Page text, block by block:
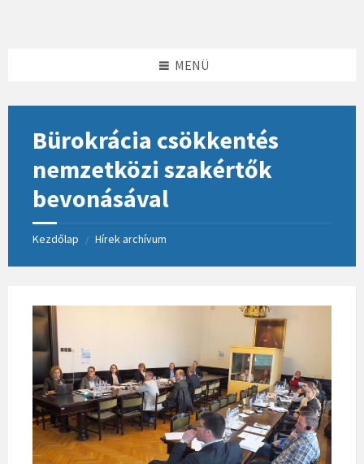
MENÜ
Bürokrácia csökkentés
nemzetközi szakértők
bevonásával
Kezdőlap / Hírek archívum